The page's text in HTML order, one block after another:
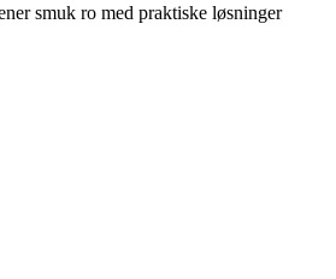
smuk ro med praktiske løsninger